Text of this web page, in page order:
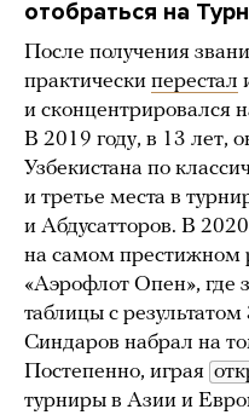
отобраться на
После получения
практически перестал
и сконцентрировался
В 2019 году, в 13 лет,
Узбекистана по
и третье места в
и Абдусатторов. В
на самом престижном
«Аэрофлот Опен», где
таблицы с
Синдаров набрал на
Постепенно, играя
турниры в Азии и